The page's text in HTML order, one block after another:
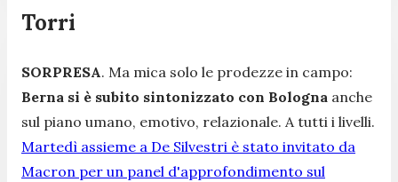
Torri
SORPRESA. Ma mica solo le prodezze in campo:
Berna si è subito sintonizzato con Bologna anche
sul piano umano, emotivo, relazionale. A tutti i livelli.
Martedì assieme a De Silvestri è stato invitato da
Macron per un panel d'approfondimento sul